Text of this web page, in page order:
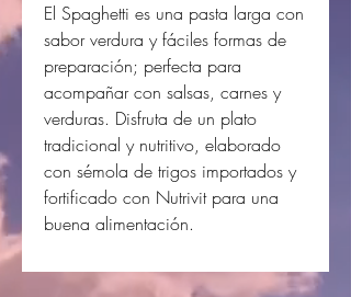
El Spaghetti es una pasta larga con
sabor verdura y fáciles formas de
preparación; perfecta para
acompañar con salsas, carnes y
verduras. Disfruta de un plato
tradicional y nutritivo, elaborado
con sémola de trigos importados y
fortificado con Nutrivit para una
buena alimentación.